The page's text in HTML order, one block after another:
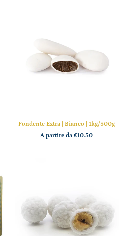
Fondente Extra | Bianco | 1kg/500g
A partire da €10.50